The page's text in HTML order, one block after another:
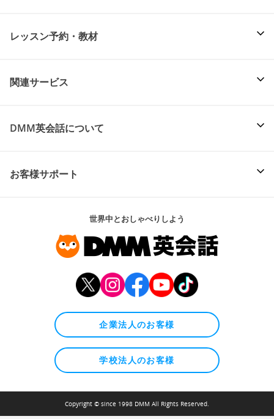
レッスン予約・教材
関連サービス
DMM英会話について
お客様サポート
世界中とおしゃべりしよう
企業法人のお客様
学校法人のお客様
Copyright © since 1998 DMM All Rights Reserved.